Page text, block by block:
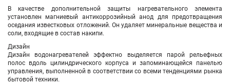
В качестве дополнительной защиты нагревательного элемента
установлен магниевый антикоррозийный анод для предотвращения
оседания известковых отложений. Он удаляет минеральные вещества и
соли, входящие в состав накипи.
Дизайн
Дизайн водонагревателей эффектно выделяется парой рельефных
полос вдоль цилиндрического корпуса и запоминающейся панелью
управления, выполненной в соответствии со всеми тенденциями рынка
бытовой техники.